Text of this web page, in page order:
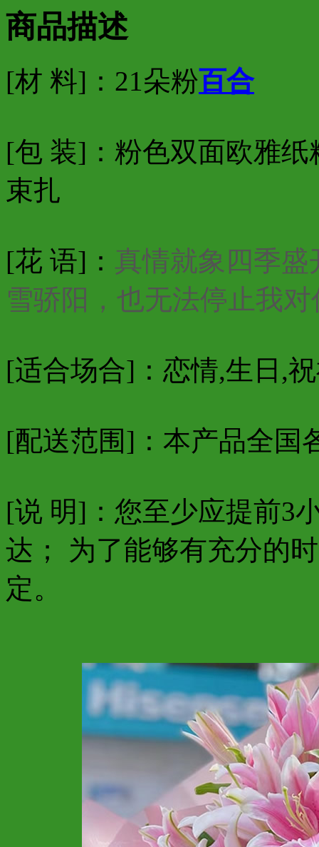
商品描述
[材 料]： 21朵粉百合
[包 装]：粉色双面欧雅
束扎
[花 语]： 真情就象四季
雪骄阳，也无法停止我
[适合场合]：恋情,生日,
[配送范围]：本产品全国
[说 明]：您至少应提前3
达； 为了能够有充分的
定。